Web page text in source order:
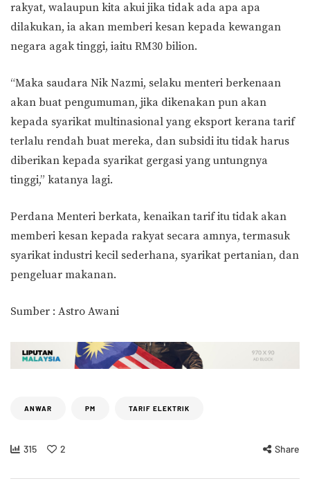
rakyat, walaupun kita akui jika tidak ada apa apa
dilakukan, ia akan memberi kesan kepada kewangan
negara agak tinggi, iaitu RM30 bilion.
“Maka saudara Nik Nazmi, selaku menteri berkenaan
akan buat pengumuman, jika dikenakan pun akan
kepada syarikat multinasional yang eksport kerana tarif
terlalu rendah buat mereka, dan subsidi itu tidak harus
diberikan kepada syarikat gergasi yang untungnya
tinggi,” katanya lagi.
Perdana Menteri berkata, kenaikan tarif itu tidak akan
memberi kesan kepada rakyat secara amnya, termasuk
syarikat industri kecil sederhana, syarikat pertanian, dan
pengeluar makanan.
Sumber : Astro Awani
ANWAR PM TARIF ELEKTRIK
315 2 Share